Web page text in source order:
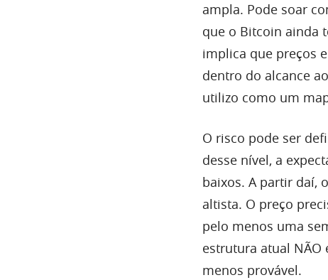
ampla. Pode soar
que o Bitcoin ainda
implica que preços
dentro do alcance
utilizo como um
O risco pode ser
desse nível, a
baixos. A partir daí,
altista. O preço
pelo menos uma
estrutura atual NÃO
menos provável.